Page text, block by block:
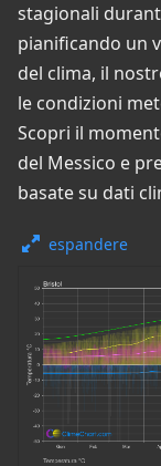
stagionali
pianificando un
del clima, il
le condizioni
Scopri il
del Messico e
basate su dati
espandere